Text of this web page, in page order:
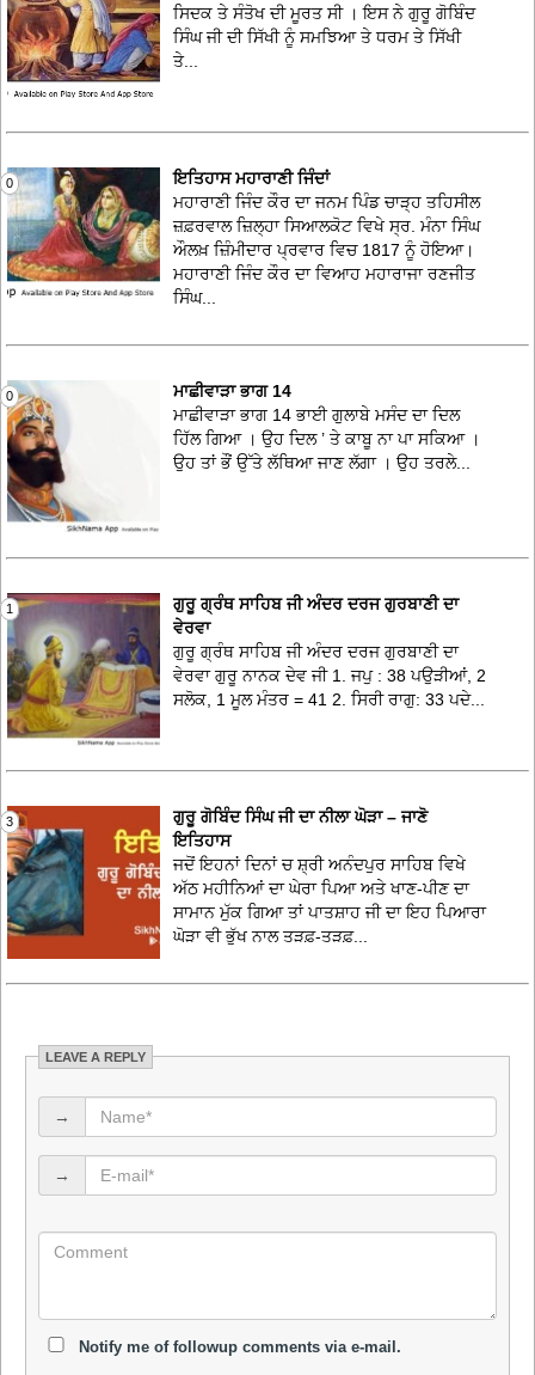
ਸਿਦਕ ਤੇ ਸੰਤੋਖ ਦੀ ਮੂਰਤ ਸੀ । ਇਸ ਨੇ ਗੁਰੂ ਗੋਬਿੰਦ
ਸਿੰਘ ਜੀ ਦੀ ਸਿੱਖੀ ਨੂੰ ਸਮਝਿਆ ਤੇ ਧਰਮ ਤੇ ਸਿੱਖੀ
ਤੇ...
0
ਇਤਿਹਾਸ ਮਹਾਰਾਣੀ ਜਿੰਦਾਂ
ਮਹਾਰਾਣੀ ਜਿੰਦ ਕੌਰ ਦਾ ਜਨਮ ਪਿੰਡ ਚਾੜ੍ਹ ਤਹਿਸੀਲ
ਜ਼ਫ਼ਰਵਾਲ ਜ਼ਿਲ੍ਹਾ ਸਿਆਲਕੋਟ ਵਿਖੇ ਸ੍ਰ. ਮੰਨਾ ਸਿੰਘ
ਔਲਖ਼ ਜ਼ਿੰਮੀਦਾਰ ਪ੍ਰਵਾਰ ਵਿਚ 1817 ਨੂੰ ਹੋਇਆ।
ਮਹਾਰਾਣੀ ਜਿੰਦ ਕੌਰ ਦਾ ਵਿਆਹ ਮਹਾਰਾਜਾ ਰਣਜੀਤ
ਸਿੰਘ...
0
ਮਾਛੀਵਾੜਾ ਭਾਗ 14
ਮਾਛੀਵਾੜਾ ਭਾਗ 14 ਭਾਈ ਗੁਲਾਬੇ ਮਸੰਦ ਦਾ ਦਿਲ
ਹਿੱਲ ਗਿਆ । ਉਹ ਦਿਲ ’ ਤੇ ਕਾਬੂ ਨਾ ਪਾ ਸਕਿਆ ।
ਉਹ ਤਾਂ ਭੌਂ ਉੱਤੇ ਲੱਥਿਆ ਜਾਣ ਲੱਗਾ । ਉਹ ਤਰਲੇ...
1
ਗੁਰੂ ਗ੍ਰੰਥ ਸਾਹਿਬ ਜੀ ਅੰਦਰ ਦਰਜ ਗੁਰਬਾਣੀ ਦਾ
ਵੇਰਵਾ
ਗੁਰੂ ਗ੍ਰੰਥ ਸਾਹਿਬ ਜੀ ਅੰਦਰ ਦਰਜ ਗੁਰਬਾਣੀ ਦਾ
ਵੇਰਵਾ ਗੁਰੂ ਨਾਨਕ ਦੇਵ ਜੀ 1. ਜਪੁ : 38 ਪਉੜੀਆਂ, 2
ਸਲੋਕ, 1 ਮੂਲ ਮੰਤਰ = 41 2. ਸਿਰੀ ਰਾਗੁ: 33 ਪਦੇ...
3
ਗੁਰੂ ਗੋਬਿੰਦ ਸਿੰਘ ਜੀ ਦਾ ਨੀਲਾ ਘੋੜਾ – ਜਾਣੋ
ਇਤਿਹਾਸ
ਜਦੋਂ ਇਹਨਾਂ ਦਿਨਾਂ ਚ ਸ਼੍ਰੀ ਅਨੰਦਪੁਰ ਸਾਹਿਬ ਵਿਖੇ
ਅੱਠ ਮਹੀਨਿਆਂ ਦਾ ਘੇਰਾ ਪਿਆ ਅਤੇ ਖਾਣ-ਪੀਣ ਦਾ
ਸਾਮਾਨ ਮੁੱਕ ਗਿਆ ਤਾਂ ਪਾਤਸ਼ਾਹ ਜੀ ਦਾ ਇਹ ਪਿਆਰਾ
ਘੋੜਾ ਵੀ ਭੁੱਖ ਨਾਲ ਤੜਫ਼-ਤੜਫ਼...
LEAVE A REPLY
→
→
Notify me of followup comments via e-mail.